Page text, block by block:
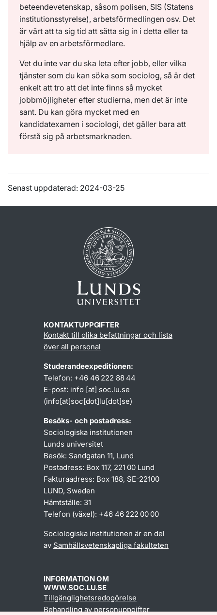
beteendevetenskap, såsom polisen, SIS (Statens
institutionsstyrelse), arbetsförmedlingen osv. Det
är värt att ta sig tid att sätta sig in i detta eller ta
hjälp av en arbetsförmedlare.
Vet du inte var du ska leta efter jobb, eller vilka
tjänster som du kan söka som sociolog, så är det
enkelt att tro att det inte finns så mycket
jobbmöjligheter efter studierna, men det är inte
sant. Du kan göra mycket med en
kandidatexamen i sociologi, det gäller bara att
förstå sig på arbetsmarknaden.
Senast uppdaterad: 2024-03-25
KONTAKTUPPGIFTER
Kontakt till olika befattningar och lista
över all personal
Studerandeexpeditionen:
Telefon: +46 46 222 88 44
E-post: info [at] soc.lu.se
(info[at]soc[dot]lu[dot]se)
Besöks- och postadress:
Sociologiska institutionen
Lunds universitet
Besök: Sandgatan 11, Lund
Postadress: Box 117, 221 00 Lund
Fakturaadress: Box 188, SE-22100
LUND, Sweden
Hämtställe: 31
Telefon (växel): +46 46 222 00 00
Sociologiska institutionen är en del
av Samhällsvetenskapliga fakulteten
INFORMATION OM
WWW.SOC.LU.SE
Tillgänglighetsredogörelse
Behandling av personuppgifter